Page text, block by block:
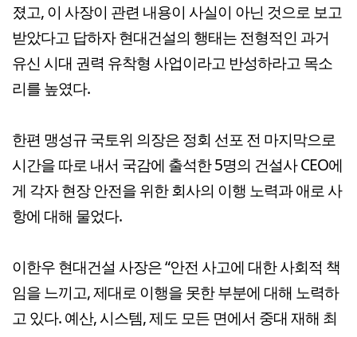
졌고, 이 사장이 관련 내용이 사실이 아닌 것으로 보고
받았다고 답하자 현대건설의 행태는 전형적인 과거
유신 시대 권력 유착형 사업이라고 반성하라고 목소
리를 높였다.
한편 맹성규 국토위 의장은 정회 선포 전 마지막으로
시간을 따로 내서 국감에 출석한 5명의 건설사 CEO에
게 각자 현장 안전을 위한 회사의 이행 노력과 애로 사
항에 대해 물었다.
이한우 현대건설 사장은 “안전 사고에 대한 사회적 책
임을 느끼고, 제대로 이행을 못한 부분에 대해 노력하
고 있다. 예산, 시스템, 제도 모든 면에서 중대 재해 최